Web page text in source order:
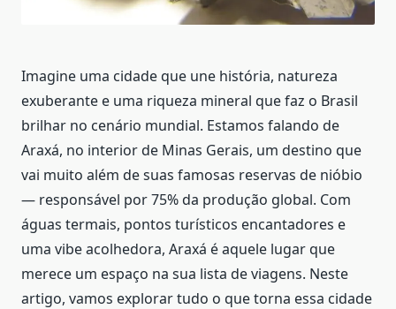
Imagine uma cidade que une história, natureza
exuberante e uma riqueza mineral que faz o Brasil
brilhar no cenário mundial. Estamos falando de
Araxá, no interior de Minas Gerais, um destino que
vai muito além de suas famosas reservas de nióbio
— responsável por 75% da produção global. Com
águas termais, pontos turísticos encantadores e
uma vibe acolhedora, Araxá é aquele lugar que
merece um espaço na sua lista de viagens. Neste
artigo, vamos explorar tudo o que torna essa cidade